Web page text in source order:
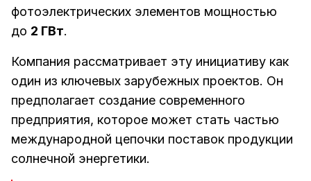
фотоэлектрических элементов мощностью
до 2 ГВт.
Компания рассматривает эту инициативу как
один из ключевых зарубежных проектов. Он
предполагает создание современного
предприятия, которое может стать частью
международной цепочки поставок продукции
солнечной энергетики.